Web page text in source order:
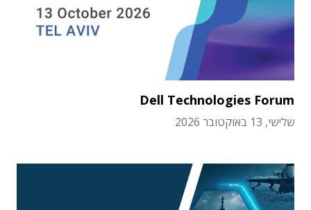
Dell Technologies Forum
שלישי, 13 באוקטובר 2026